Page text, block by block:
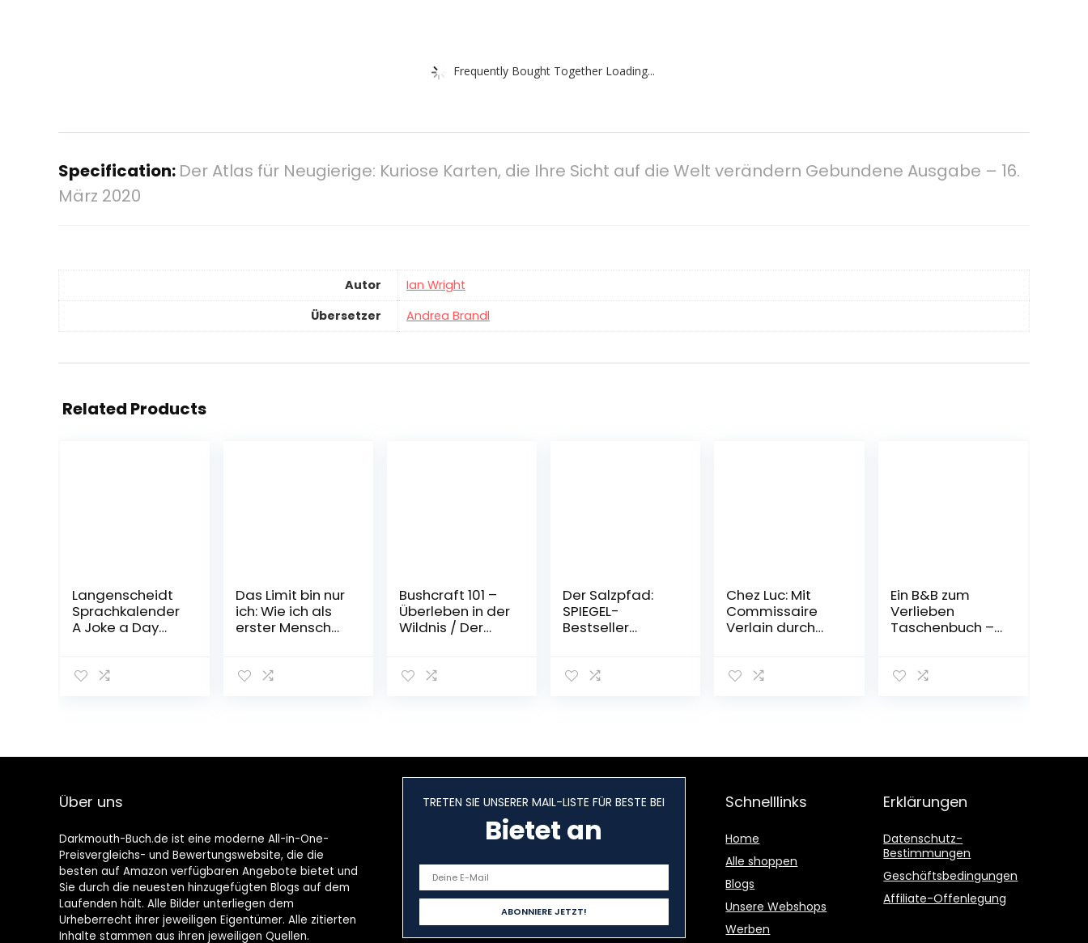
Frequently Bought Together Loading...
Specification: Der Atlas für Neugierige: Kuriose Karten, die Ihre Sicht auf die Welt verändern Gebundene Ausgabe – 16.
März 2020
Autor
Ian Wright
Übersetzer
Andrea Brandl
Related Products
Langenscheidt
Sprachkalender
A Joke a Day
ender
Das Limit bin nur
ich: Wie ich als
erster Mensch
umrundete –
Reiseberichte)
Bushcraft 101 –
Überleben in der
Wildnis / Der
Praxisführer:
Taschenbuch –
7. Juni 2017
Der Salzpfad:
SPIEGEL-
Bestseller
Reisen)
Chez Luc: Mit
Commissaire
Verlain durch
Südwesten. Das
Oktober 2022
Ein B&B zum
Verlieben
Taschenbuch –
Über uns
Darkmouth-Buch.de ist eine moderne All-in-One-
Preisvergleichs- und Bewertungswebsite, die die
besten auf Amazon verfügbaren Angebote bietet und
Sie durch die neuesten hinzugefügten Blogs auf dem
Laufenden hält. Alle Bilder unterliegen dem
Urheberrecht ihrer jeweiligen Eigentümer. Alle zitierten
Inhalte stammen aus ihren jeweiligen Quellen.
TRETEN SIE UNSERER MAIL-LISTE FÜR BESTE BEI
Bietet an
Schnelllinks
Home
Alle shoppen
Blogs
Unsere Webshops
Werben
Erklärungen
Datenschutz-
Bestimmungen
Geschäftsbedingungen
Affiliate-Offenlegung